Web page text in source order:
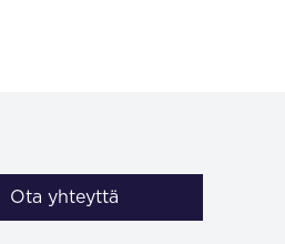
Ota yhteyttä